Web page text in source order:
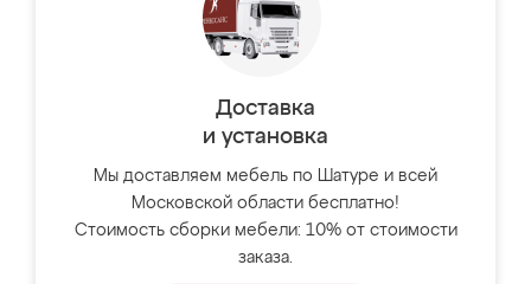
Доставка
и установка
Мы доставляем мебель по Шатуре и всей
Московской области бесплатно!
Стоимость сборки мебели: 10% от стоимости
заказа.